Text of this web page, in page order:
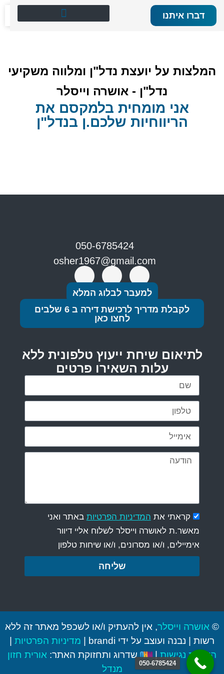
דברו איתנו
המלצות על יועצת נדל"ן ומלווה משקיעי
נדל"ן - אושרה וייסלר
אני מומחית בלמקסם את
הריווחיות שלכם.ן בנדל"ן
050-6785424
osher1967@gmail.com
למעבר לבלוג המלא
לקבלת מדריך לרכישת דירה ב 6 שלבים
לחצו כאן
לתיאום שיחת ייעוץ טלפונית ללא
עלות השאירו פרטים
קראתי את המדיניות הפרטיות באתר ואני
מאשר.ת לאושרה וייסלר לשלוח אליי דיוור
אימיילים, ו/או מסרונים, ו/או שיחות טלפון
שליחה
© אושרה וייסלר, אין להעתיק ו/או לשכפל מאתר זה ללא
רשות | נבנה ועוצב על ידי brandi |
מדיניות הפרטיות
הצהרת נגישות| שדרוג ותחזוקת האתר: אורית חזון
מנדל
050-6785424